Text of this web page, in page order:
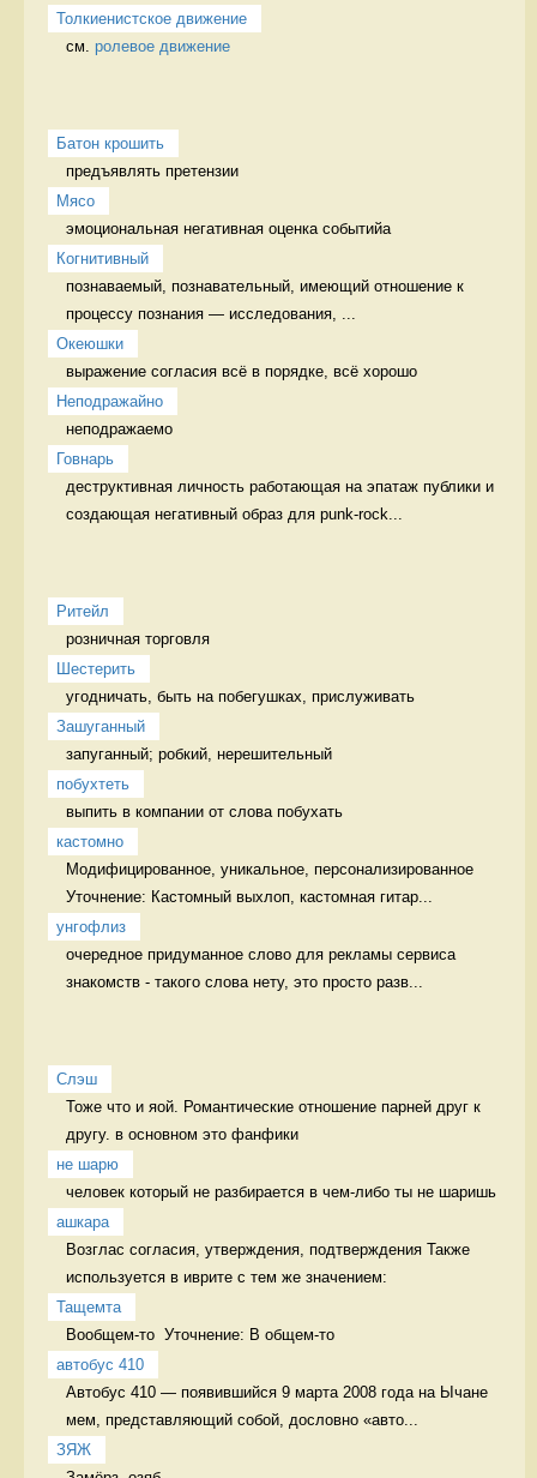
Толкиенистское движение
см. ролевое движение
Батон крошить
предъявлять претензии
Мясо
эмоциональная негативная оценка событийа
Когнитивный
познаваемый, познавательный, имеющий отношение к
процессу познания — исследования, ...
Океюшки
выражение согласия всё в порядке, всё хорошо
Неподражайно
неподражаемо
Говнарь
деструктивная личность работающая на эпатаж публики и
создающая негативный образ для punk-rock...
Ритейл
розничная торговля
Шестерить
угодничать, быть на побегушках, прислуживать
Зашуганный
запуганный; робкий, нерешительный
побухтеть
выпить в компании от слова побухать
кастомно
Модифицированное, уникальное, персонализированное
Уточнение: Кастомный выхлоп, кастомная гитар...
унгофлиз
очередное придуманное слово для рекламы сервиса
знакомств - такого слова нету, это просто разв...
Слэш
Тоже что и яой. Романтические отношение парней друг к
другу. в основном это фанфики
не шарю
ашкара
Возглас согласия, утверждения, подтверждения Также
используется в иврите с тем же значением:
Тащемта
Вообщем-то  Уточнение: В общем-то
автобус 410
Автобус 410 — появившийся 9 марта 2008 года на Ычане
мем, представляющий собой, дословно «авто...
ЗЯЖ